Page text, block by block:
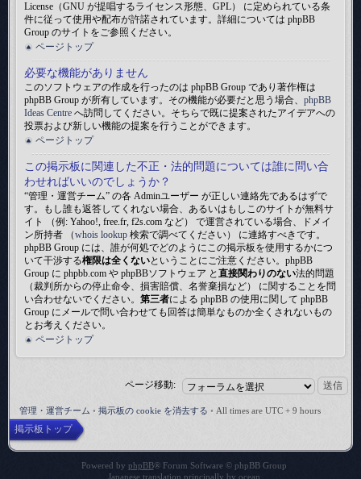
License（GNU が提唱するライセンス形態、GPL） に定められている条
件に従って使用や配布が許諾されています。詳細については phpBB
Group のサイトをご参照ください。
ページトップ
必要な機能がありません
このソフトウェアの作成を行ったのは phpBB Group であり著作権は
phpBB Group が所有しています。その機能が必要だと思う場合、 phpBB
Ideas Centre へ訪問してください。そちらで既に提案されたアイデアへの
投票および新しい機能の提案を行うことができます。
ページトップ
この掲示板に関連した不正・法的問題については誰に問い合
わせればいいのでしょうか？
“管理・運営チーム” の各 Adminユーザー が正しい連絡先であるはずで
す。もし誰も返答してくれない場合、あるいはもしこのサイトが無料サ
イト （例: Yahoo!, free.fr, f2s.com など） で運営されている場合、ドメイ
ン所持者 （whois lookup 検索で調べてください） に連絡すべきです。
phpBB Group には、誰が何処でどのようにこの掲示板を使用するかにつ
いて干渉する権限は全くないということにご注意ください。phpBB
Group に phpbb.com や phpBBソフトウェア と直接関わりのない法的問題
（裁判所からの停止命令、損害賠償、名誉棄損など） に関することを問
い合わせないでください。 第三者による phpBB の使用に関して phpBB
Group にメールで問い合わせても回答は簡単なものか全くされないもの
とお考えください。
ページトップ
ページ移動:
管理・運営チーム • 掲示板の cookie を消去する • All times are UTC + 9 hours
掲示板トップ
Powered by phpBB® Forum Software © phpBB Group
Japanese translation principally by ocean